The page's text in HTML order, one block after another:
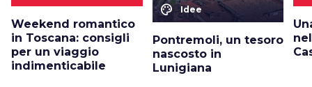
Weekend romantico
in Toscana: consigli
per un viaggio
indimenticabile
color_lens Idee
Pontremoli, un tesoro
nascosto in
Lunigiana